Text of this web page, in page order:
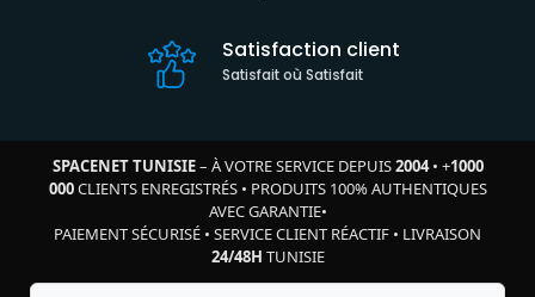
Satisfaction client
Satisfait où Satisfait
SPACENET TUNISIE– À VOTRE SERVICE DEPUIS2004• +1000
000CLIENTS ENREGISTRÉS• PRODUITS 100% AUTHENTIQUES
AVEC GARANTIE•
PAIEMENT SÉCURISÉ • SERVICE CLIENT RÉACTIF • LIVRAISON
24/48H TUNISIE